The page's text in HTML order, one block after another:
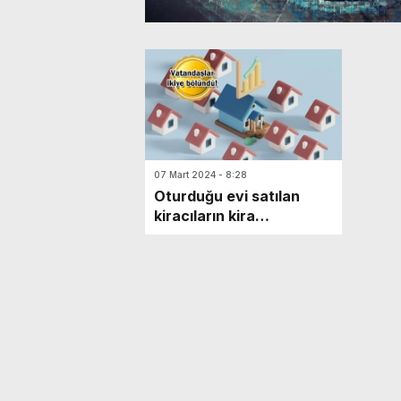
07 Mart 2024 - 8:28
Oturduğu evi satılan
kiracıların kira